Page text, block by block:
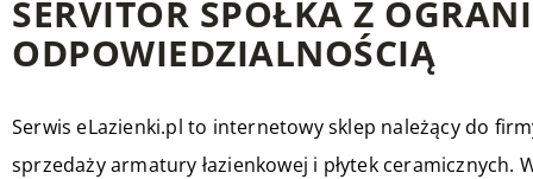
SERVITOR SPÓŁKA Z
ODPOWIEDZIALNOŚCIĄ
Serwis eLazienki.pl to internetowy sklep należący do
sprzedaży armatury łazienkowej i płytek